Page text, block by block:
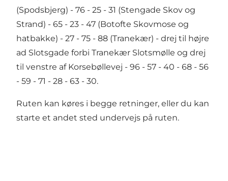
(Spodsbjerg) - 76 - 25 - 31 (Stengade Skov og
Strand) - 65 - 23 - 47 (Botofte Skovmose og
hatbakke) - 27 - 75 - 88 (Tranekær) - drej til højre
ad Slotsgade forbi Tranekær Slotsmølle og drej
til venstre af Korsebøllevej - 96 - 57 - 40 - 68 - 56
- 59 - 71 - 28 - 63 - 30.
Ruten kan køres i begge retninger, eller du kan
starte et andet sted undervejs på ruten.